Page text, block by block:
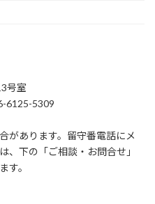
号室
5309
があります。留守番電話にメ
、下の「ご相談・お問合せ」
す。